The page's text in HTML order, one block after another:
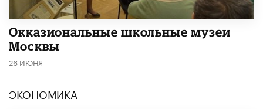
​Окказиональные школьные музеи
Москвы
26 ИЮНЯ
ЭКОНОМИКА